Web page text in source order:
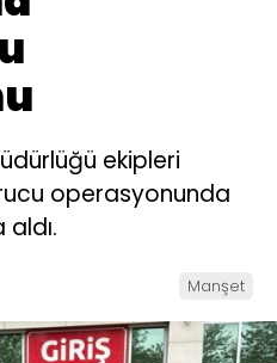
ekipleri
operasyonunda
Manşet